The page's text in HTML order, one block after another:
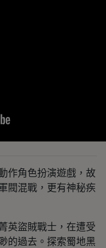
角色扮演遊戲，故
閥混戰，更有神秘疾
盜賊戰士，在遭受
的過去。探索蜀地黑